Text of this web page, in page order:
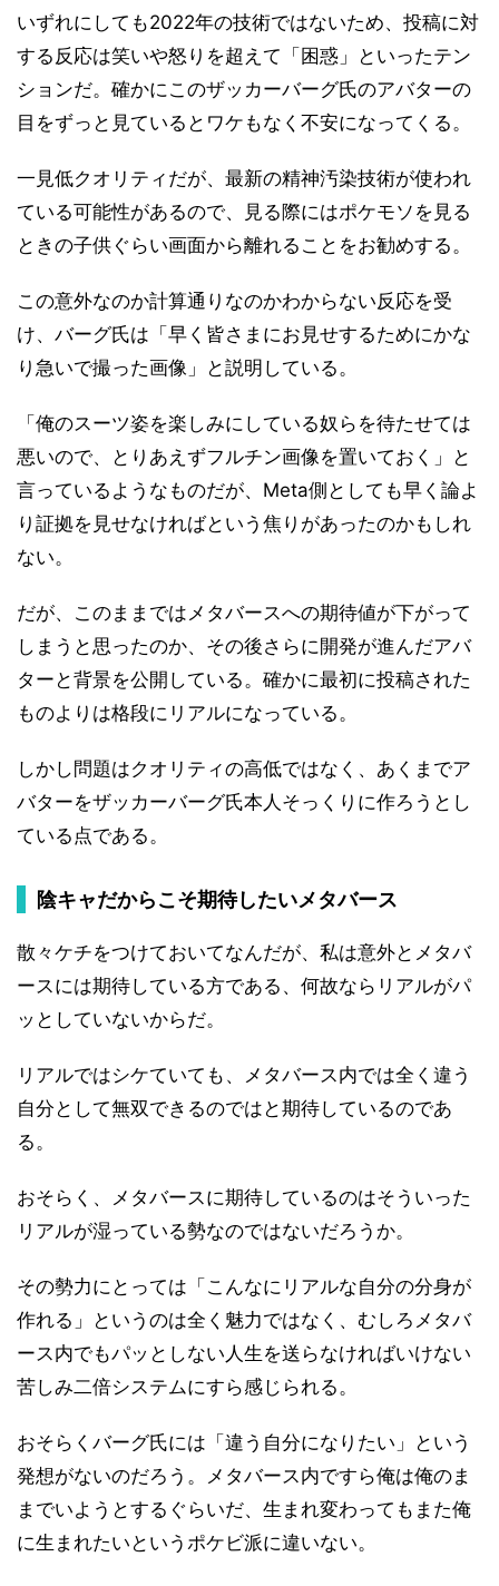
いずれにしても2022年の技術ではないため、投稿に対
する反応は笑いや怒りを超えて「困惑」といったテン
ションだ。確かにこのザッカーバーグ氏のアバターの
目をずっと見ているとワケもなく不安になってくる。
一見低クオリティだが、最新の精神汚染技術が使われ
ている可能性があるので、見る際にはポケモソを見る
ときの子供ぐらい画面から離れることをお勧めする。
この意外なのか計算通りなのかわからない反応を受
け、バーグ氏は「早く皆さまにお見せするためにかな
り急いで撮った画像」と説明している。
「俺のスーツ姿を楽しみにしている奴らを待たせては
悪いので、とりあえずフルチン画像を置いておく」と
言っているようなものだが、Meta側としても早く論よ
り証拠を見せなければという焦りがあったのかもしれ
ない。
だが、このままではメタバースへの期待値が下がって
しまうと思ったのか、その後さらに開発が進んだアバ
ターと背景を公開している。確かに最初に投稿された
ものよりは格段にリアルになっている。
しかし問題はクオリティの高低ではなく、あくまでア
バターをザッカーバーグ氏本人そっくりに作ろうとし
ている点である。
陰キャだからこそ期待したいメタバース
散々ケチをつけておいてなんだが、私は意外とメタバ
ースには期待している方である、何故ならリアルがパ
ッとしていないからだ。
リアルではシケていても、メタバース内では全く違う
自分として無双できるのではと期待しているのであ
る。
おそらく、メタバースに期待しているのはそういった
リアルが湿っている勢なのではないだろうか。
その勢力にとっては「こんなにリアルな自分の分身が
作れる」というのは全く魅力ではなく、むしろメタバ
ース内でもパッとしない人生を送らなければいけない
苦しみ二倍システムにすら感じられる。
おそらくバーグ氏には「違う自分になりたい」という
発想がないのだろう。メタバース内ですら俺は俺のま
までいようとするぐらいだ、生まれ変わってもまた俺
に生まれたいというポケビ派に違いない。